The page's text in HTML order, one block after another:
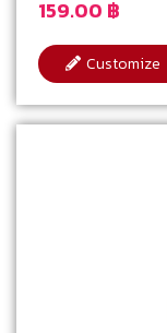
159.00 ฿
Customize